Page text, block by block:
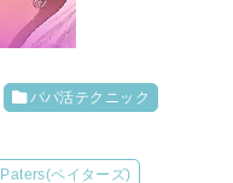
パパ活テクニック
Paters(ペイターズ)